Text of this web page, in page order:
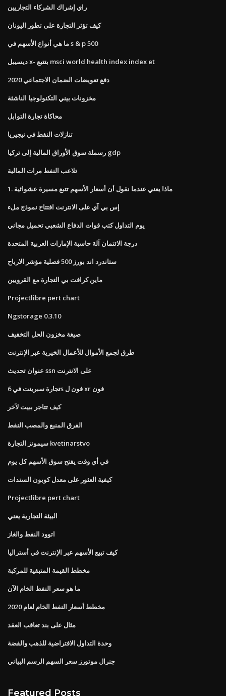
راي إشراك الشركاء التجاريين
كيف تؤثر التجارة على تطور اليونان
ما هي أنواع الأسهم في s & p 500
ديسيبل x- بتتبع msci world health index index et
دفع تعويضات الضمان الاجتماعي 2020
مخزونات بيني التكنولوجيا الناشئة
محاكاة تجارة التوابل
تنازلات النفط في نيجيريا
رسملة سوق الأوراق المالية إلى تركيا gdp
تلاعب النفط مرات المالية
1. ماذا يعني عندما نقول أن أسعار الأسهم تتبع مسيرة عشوائية
إس بي آي على الانترنت افتتاح نموذج ملء
يوم التداول كتب قوات الدفاع الشعبي تحميل مجاني
درجة الائتمان آلة حاسبة الإمارات العربية المتحدة
ستاندرد اند بورز 500 فصلية مؤشر الارباح
ماين كرافت بي التجارة مع القرويين
Projectlibre pert chart
Ngstorage 0.3.10
صيغة مخزون الحل التخفيف
طرق لجمع الأموال للأعمال الخيرية عبر الإنترنت
عنوان تحديث ssn على الانترنت
تجارة سبرينت في 6s فون ل xr فون
كيف تتاجر ببيت لآخر
الفرق المنبع والمصب النفط
سيمونز التجارة kvetinarstvo
في أي وقت يفتح سوق الأسهم كل يوم
كيفية العثور على معدل كوبون السندات
Projectlibre pert chart
البيئة التجارية يعني
اتوود النفط والغاز
كيف تبيع الأسهم عبر الإنترنت في أستراليا
مخطط القيمة المتبقية للمركبة
ما هو سعر النفط الخام الآن
مخطط أسعار النفط الخام لعام 2020
مثال على بند تعاقب العقد
وحدة التداول الافتراضية للذهب والفضة
جنرال موتورز سعر السهم الرسم البياني
Featured Posts